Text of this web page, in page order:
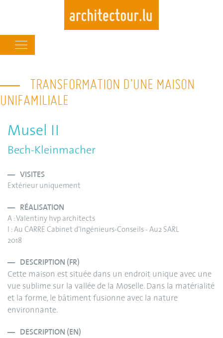
main
navigation
TRANSFORMATION D’UNE MAISON
UNIFAMILIALE
Musel II
Bech-Kleinmacher
VISITES
Extérieur uniquement
RÉALISATION
A : Valentiny hvp architects
I : Au CARRE Cabinet d’Ingénieurs-Conseils - Au2 SARL
2018
DESCRIPTION (FR)
Cette maison est située dans un endroit unique avec une
vue sublime sur la vallée de la Moselle. Dans la matérialité
et la forme, le bâtiment fusionne avec la nature
environnante.
DESCRIPTION (EN)